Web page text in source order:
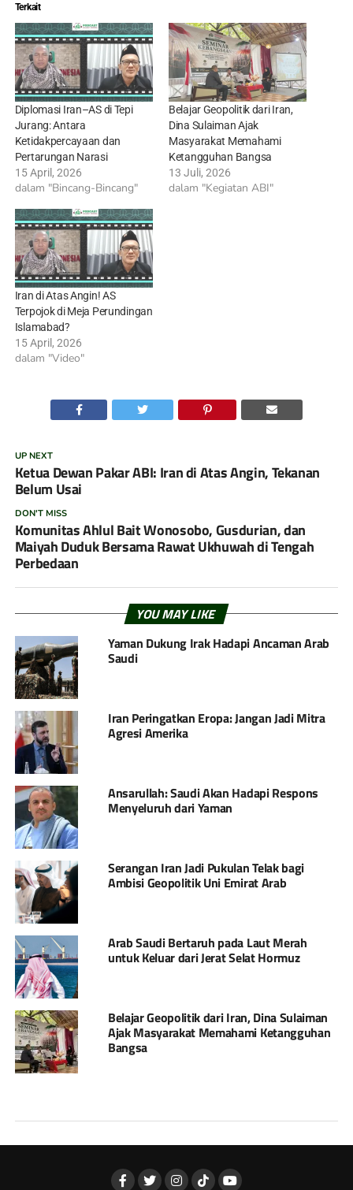
Terkait
Diplomasi Iran–AS di Tepi
Jurang: Antara
Ketidakpercayaan dan
Pertarungan Narasi
15 April, 2026
dalam "Bincang-Bincang"
Belajar Geopolitik dari Iran,
Dina Sulaiman Ajak
Masyarakat Memahami
Ketangguhan Bangsa
13 Juli, 2026
dalam "Kegiatan ABI"
Iran di Atas Angin! AS
Terpojok di Meja Perundingan
Islamabad?
15 April, 2026
dalam "Video"
UP NEXT
Ketua Dewan Pakar ABI: Iran di Atas Angin, Tekanan
Belum Usai
DON'T MISS
Komunitas Ahlul Bait Wonosobo, Gusdurian, dan
Maiyah Duduk Bersama Rawat Ukhuwah di Tengah
Perbedaan
YOU MAY LIKE
Yaman Dukung Irak Hadapi Ancaman Arab
Saudi
Iran Peringatkan Eropa: Jangan Jadi Mitra
Agresi Amerika
Ansarullah: Saudi Akan Hadapi Respons
Menyeluruh dari Yaman
Serangan Iran Jadi Pukulan Telak bagi
Ambisi Geopolitik Uni Emirat Arab
Arab Saudi Bertaruh pada Laut Merah
untuk Keluar dari Jerat Selat Hormuz
Belajar Geopolitik dari Iran, Dina Sulaiman
Ajak Masyarakat Memahami Ketangguhan
Bangsa